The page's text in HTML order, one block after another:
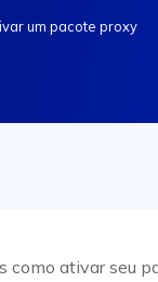
um pacote proxy
como ativar seu